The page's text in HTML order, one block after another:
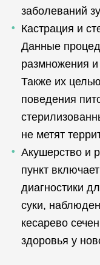
заболеваний
Кастрация и
Данные
размножения
Также их
поведения
не метят
Акушерство и
пункт
диагностики
суки,
кесарево
здоровья у